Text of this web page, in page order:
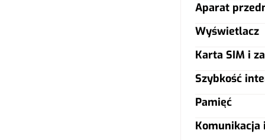
Główny aparat
Autofocus
Matryca
Ogniskowa
Aparat
Główny aparat
Autofocus
Matryca
Wyświetlacz
Typ ekranu
Rozdzielczość
Karta SIM i
Typ karty SIM
Szybkość
LTE
Pamięć
Warianty pamięci
Komunikacja